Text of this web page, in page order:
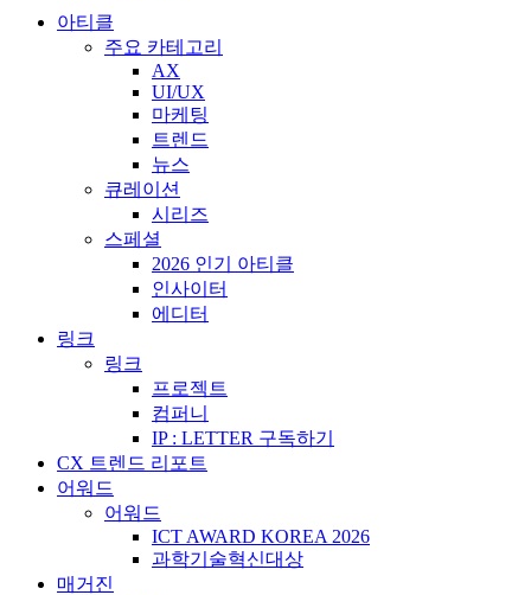
아티클
주요 카테고리
AX
UI/UX
마케팅
트렌드
뉴스
큐레이션
시리즈
스페셜
2026 인기 아티클
인사이터
에디터
링크
링크
프로젝트
컴퍼니
IP : LETTER 구독하기
CX 트렌드 리포트
어워드
어워드
ICT AWARD KOREA 2026
과학기술혁신대상
매거진